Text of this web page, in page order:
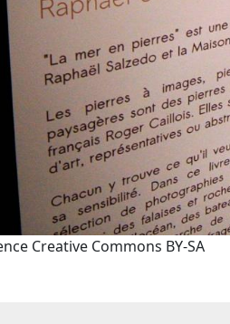
Creative Commons BY-SA